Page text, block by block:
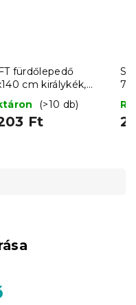
fürdőlepedő
cm királykék,
pamut
(>10 db)
Ft 2